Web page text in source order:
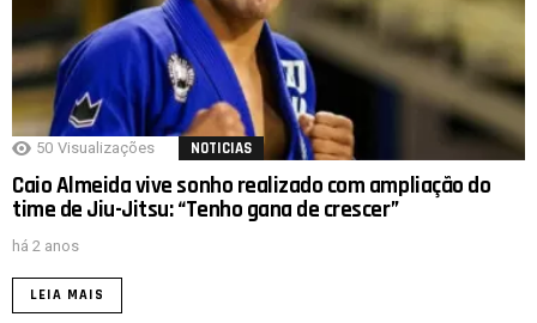
50 Visualizações NOTICIAS
Caio Almeida vive sonho realizado com ampliação do
time de Jiu-Jitsu: “Tenho gana de crescer”
há 2 anos
LEIA MAIS